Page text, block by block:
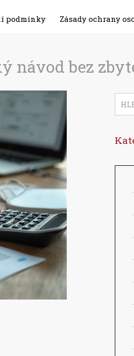
podmínky Zásady ochrany
návod bez